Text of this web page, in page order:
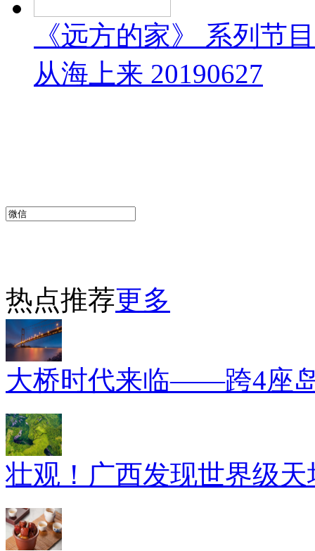
《远方的家》 系列
从海上来 20190627
热点推荐更多
大桥时代来临——跨4座
壮观！广西发现世界级